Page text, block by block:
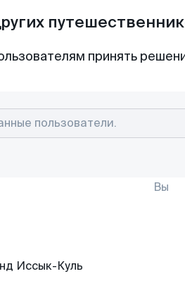
принять
Вы